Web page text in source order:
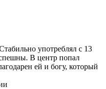
употреблял с 13
В центр попал
ей и богу, который